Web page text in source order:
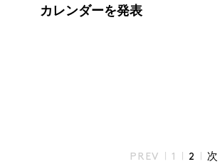
カレンダーを発表
PREV | 1 | 2 | 次